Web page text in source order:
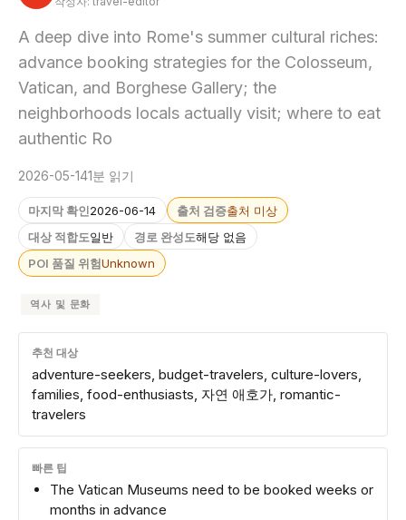
A deep dive into Rome's summer cultural riches:
advance booking strategies for the Colosseum,
Vatican, and Borghese Gallery; the
neighborhoods locals actually visit; where to eat
authentic Ro
2026-05-141분 읽기
마지막 확인2026-06-14 출처 검증출처 미상
대상 적합도일반 경로 완성도해당 없음
POI 품질 위험Unknown
역사 및 문화
추천 대상
adventure-seekers, budget-travelers, culture-lovers,
families, food-enthusiasts, 자연 애호가, romantic-
travelers
빠른 팁
The Vatican Museums need to be booked weeks or
months in advance